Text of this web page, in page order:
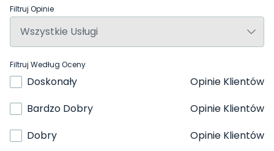
Filtruj Opinie
Filtruj Według Oceny
Doskonały
Opinie Klientów
Bardzo Dobry
Opinie Klientów
Dobry
Opinie Klientów